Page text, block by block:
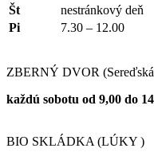
Št
nestránkový deň
Pi
7.30 – 12.00
ZBERNÝ DVOR
každú sobotu od 9,00 do
BIO SKLÁDKA (LÚKY )